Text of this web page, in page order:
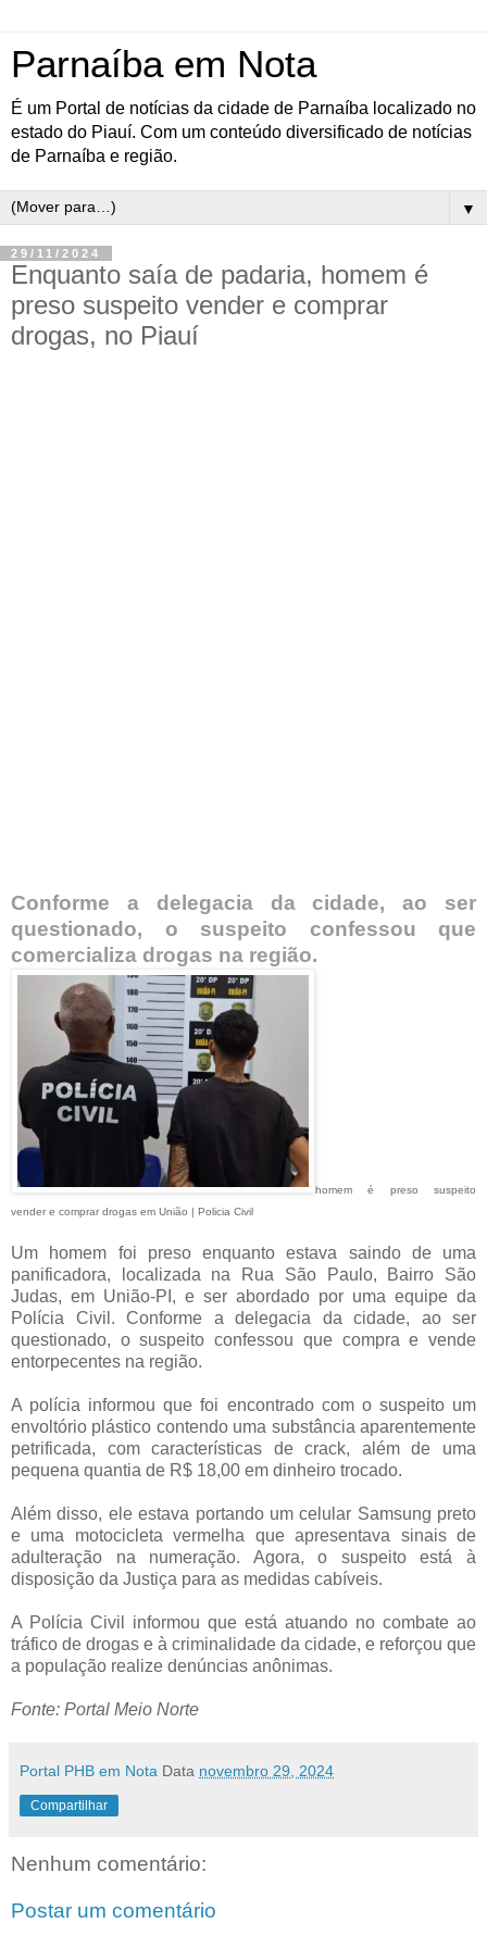
Parnaíba em Nota
É um Portal de notícias da cidade de Parnaíba localizado no
estado do Piauí. Com um conteúdo diversificado de notícias
de Parnaíba e região.
▼
29/11/2024
Enquanto saía de padaria, homem é
preso suspeito vender e comprar
drogas, no Piauí
Conforme a delegacia da cidade, ao ser
questionado, o suspeito confessou que
comercializa drogas na região.
homem é preso suspeito
vender e comprar drogas em União | Policia Civil
Um homem foi preso enquanto estava saindo de uma
panificadora, localizada na Rua São Paulo, Bairro São
Judas, em União-PI, e ser abordado por uma equipe da
Polícia Civil. Conforme a delegacia da cidade, ao ser
questionado, o suspeito confessou que compra e vende
entorpecentes na região.
A polícia informou que foi encontrado com o suspeito um
envoltório plástico contendo uma substância aparentemente
petrificada, com características de crack, além de uma
pequena quantia de R$ 18,00 em dinheiro trocado.
Além disso, ele estava portando um celular Samsung preto
e uma motocicleta vermelha que apresentava sinais de
adulteração na numeração. Agora, o suspeito está à
disposição da Justiça para as medidas cabíveis.
A Polícia Civil informou que está atuando no combate ao
tráfico de drogas e à criminalidade da cidade, e reforçou que
a população realize denúncias anônimas.
Fonte: Portal Meio Norte
Portal PHB em Nota Data novembro 29, 2024
Compartilhar
Nenhum comentário:
Postar um comentário